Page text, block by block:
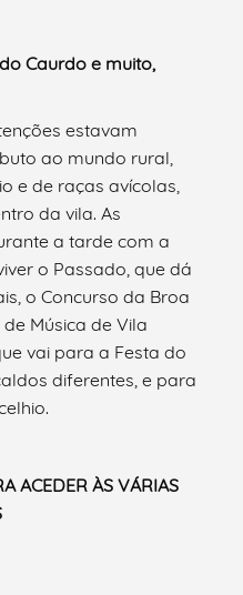
Caurdo e muito,
estavam
ao mundo rural,
e de raças avícolas,
da vila. As
a tarde com a
o Passado, que dá
o Concurso da Broa
Música de Vila
vai para a Festa do
diferentes, e para
ACEDER ÀS VÁRIAS